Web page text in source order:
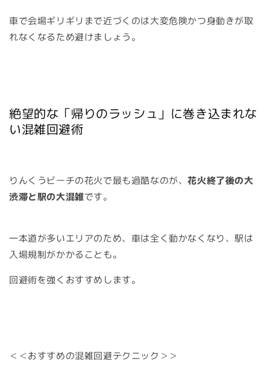
車で会場ギリギリまで近づくのは大変危険かつ身動きが取
れなくなるため避けましょう。
絶望的な「帰りのラッシュ」に巻き込まれな
い混雑回避術
りんくうビーチの花火で最も過酷なのが、花火終了後の大
渋滞と駅の大混雑です。
一本道が多いエリアのため、車は全く動かなくなり、駅は
入場規制がかかることも。
回避術を強くおすすめします。
＜＜おすすめの混雑回避テクニック＞＞